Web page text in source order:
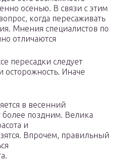
осенью. В связи с этим
когда пересаживать
Мнения специалистов по
отличаются
пересадки следует
осторожность. Иначе
в весенний
более поздним. Велика
и
Впрочем, правильный